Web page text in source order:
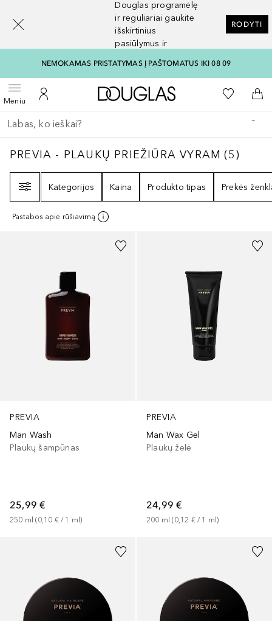
Douglas programėlę
ir reguliariai gaukite
išskirtinius
pasiūlymus ir
RODYTI
NEMOKAMAS PRISTATYMAS Į PAŠTOMATUS IKI 08 09
MeniuAtidaryti meniuĮ mano paskyrą
Į Douglas pagrindinį
Į mano
Į
Grįžk atgal
Vykdykite paiešką
PREVIA - PLAUKŲ PRIEŽIŪRA VYRAM5
PREVIA - PLAUKŲ PRIEŽIŪRA VYRAM (5)
Kategorijos
Kaina Produkto tipas Prekės
Pastabos apie rūšiavimą
PREVIA
Man Wash
Plaukų šampūnas
25,99 €
250 ml (0,10 € / 1 ml)
PREVIA
Man Wax Gel
Plaukų želė
24,99 €
200 ml (0,12 € / 1 ml)
[navigation.slideout.screenreader]